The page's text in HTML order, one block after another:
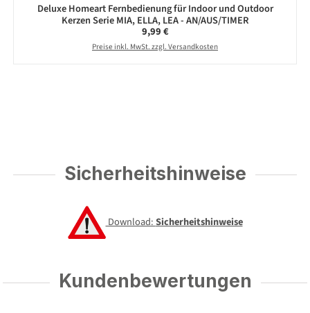
Deluxe Homeart Fernbedienung für Indoor und Outdoor
Kerzen Serie MIA, ELLA, LEA - AN/AUS/TIMER
Regulärer Preis:
9,99 €
Preise inkl. MwSt. zzgl. Versandkosten
Sicherheitshinweise
Download:Sicherheitshinweise
Kundenbewertungen